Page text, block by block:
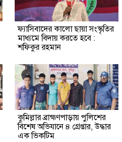
ফ্যাসিবাদের কালো ছায়া সংস্কৃতির
মাধ্যমে বিদায় করতে হবে :
শফিকুর রহমান
কুমিল্লার ব্রাহ্মণপাড়ায় পুলিশের
বিশেষ অভিযানে ৪ গ্রেপ্তার, উদ্ধার
এক ভিকটিম